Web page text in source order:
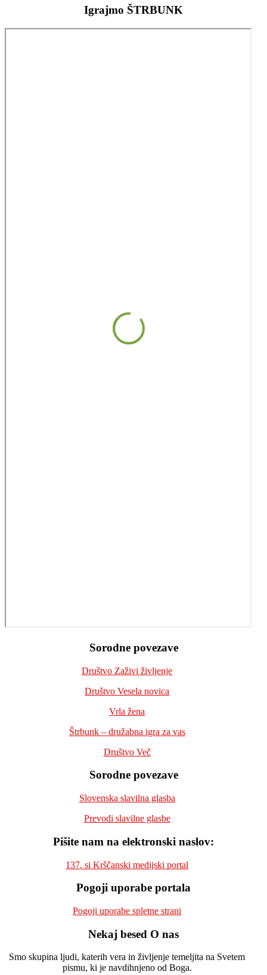
Velika
Igrajmo ŠTRBUNK
Sorodne povezave
Društvo Zaživi življenje
Društvo Vesela novica
Vrla žena
Štrbunk – družabna igra za vas
Društvo Več
Sorodne povezave
Slovenska slavilna glasba
Prevodi slavilne glasbe
Pišite nam na elektronski naslov:
137. si Krščanski medijski portal
Pogoji uporabe portala
Pogoji uporabe spletne strani
Nekaj besed O nas
Smo skupina ljudi, katerih vera in življenje temeljita na Svetem
pismu, ki je navdihnjeno od Boga.